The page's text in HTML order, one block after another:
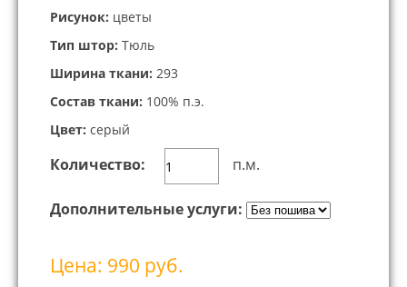
Рисунок: цветы
Тип штор: Тюль
Ширина ткани: 293
Состав ткани: 100% п.э.
Цвет: серый
Количество: п.м.
Дополнительные услуги:
Цена: 990 руб.